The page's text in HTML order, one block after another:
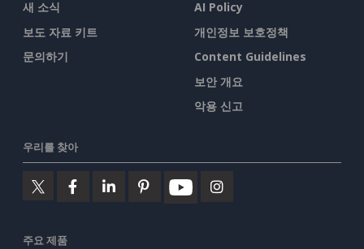
새 소식
보도 자료 키트
문의하기
AI Policy
개인정보 보호정책
Content Guidelines
보안 개요
악용 신고
우리를 찾아
주요 제품